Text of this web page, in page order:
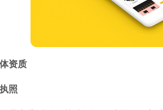
资质
照